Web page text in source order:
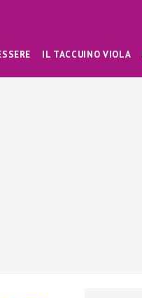
IL TACCUINO VIOLA